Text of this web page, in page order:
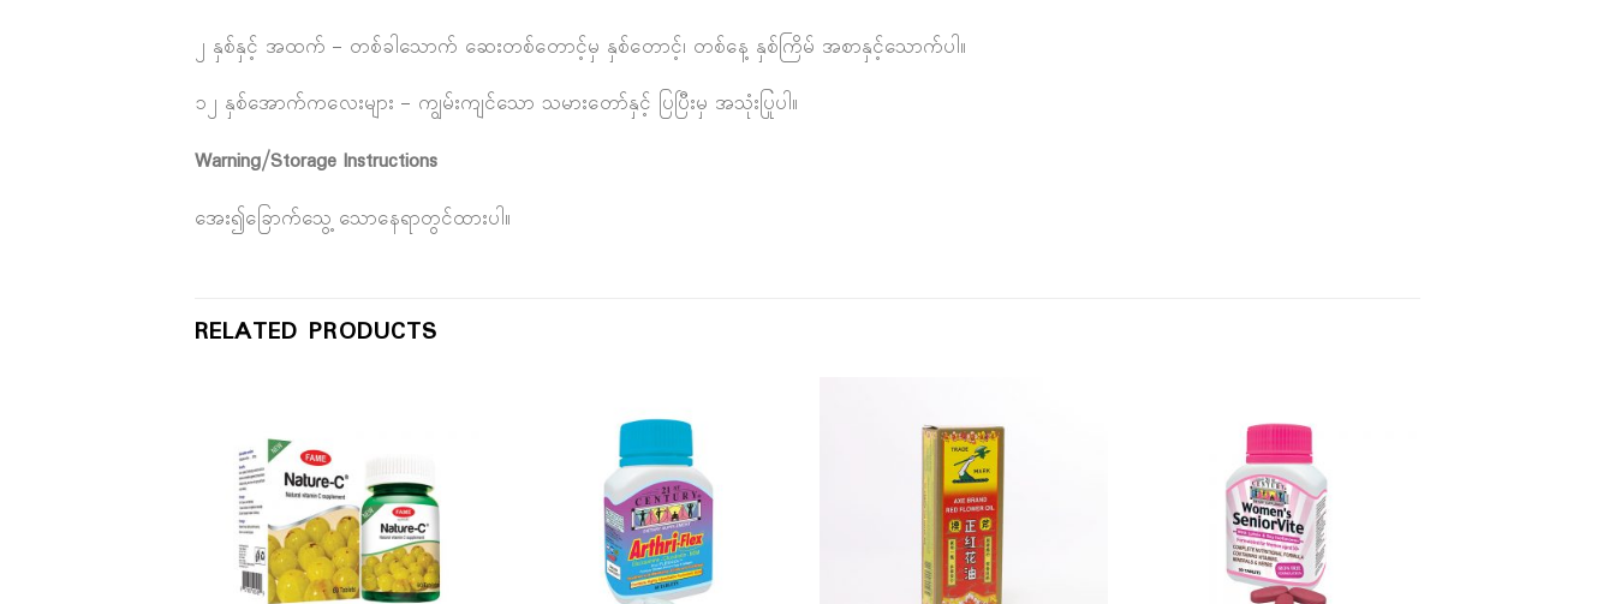
၂ နှစ်နှင့် အထက် – တစ်ခါသောက် ဆေးတစ်တောင့်မှ နှစ်တောင့်၊ တစ်နေ့ နှစ်ကြိမ် အစာနှင့်သောက်ပါ။
၁၂ နှစ်အောက်ကလေးများ – ကျွမ်းကျင်သော သမားတော်နှင့် ပြပြီးမှ အသုံးပြုပါ။
Warning/Storage Instructions
အေး၍ခြောက်သွေ့ သောနေရာတွင်ထားပါ။
RELATED PRODUCTS